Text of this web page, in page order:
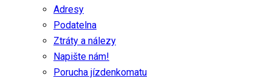
Adresy
Podatelna
Ztráty a nálezy
Napište nám!
Porucha jízdenkomatu